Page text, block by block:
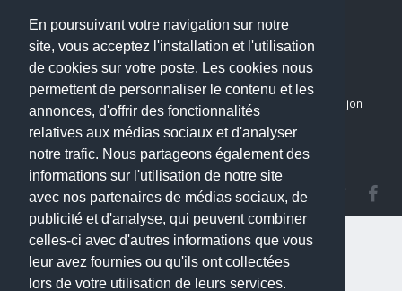
En poursuivant votre navigation sur notre
site, vous acceptez l'installation et l'utilisation
de cookies sur votre poste. Les cookies nous
permettent de personnaliser le contenu et les
annonces, d'offrir des fonctionnalités
relatives aux médias sociaux et d'analyser
notre trafic. Nous partageons également des
informations sur l'utilisation de notre site
avec nos partenaires de médias sociaux, de
publicité et d'analyse, qui peuvent combiner
celles-ci avec d'autres informations que vous
leur avez fournies ou qu'ils ont collectées
lors de votre utilisation de leurs services.
Accueil
Blog
Mon compte
Dernier avis : PASCAL DELCAMPE, Chirurgien maxillo-faciale à Arpajon
Mentions légales
Politique de confidentialité